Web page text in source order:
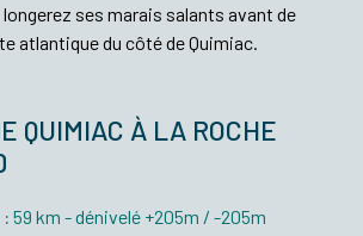
longerez ses marais salants avant de
atlantique du côté de Quimiac.
QUIMIAC À LA ROCHE
59 km - dénivelé +205m / -205m